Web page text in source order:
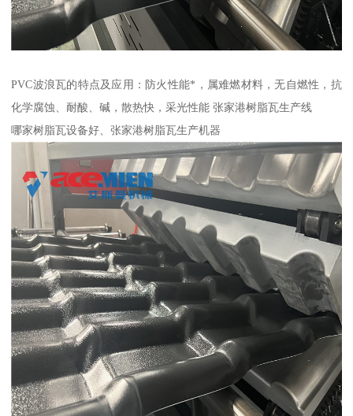
PVC波浪瓦的特点及应用：防火性能*，属难燃材料，无自燃性，抗
化学腐蚀、耐酸、碱，散热快，采光性能 张家港树脂瓦生产线
哪家树脂瓦设备好、张家港树脂瓦生产机器